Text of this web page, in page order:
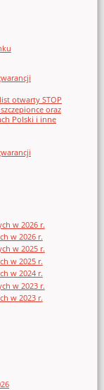
otwarty STOP
oraz
Polski i inne
w 2026 r.
w 2026 r.
w 2025 r.
w 2025 r.
w 2024 r.
w 2023 r.
w 2023 r.